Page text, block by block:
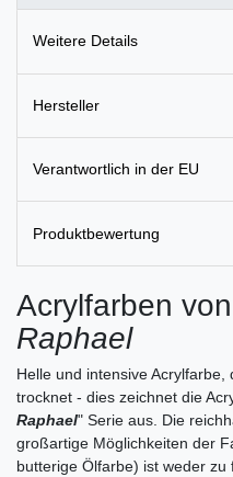
Weitere Details
Hersteller
Verantwortlich in der EU
Produktbewertung
Acrylfarben von
Raphael
Helle und intensive
trocknet - dies zeichnet die
Raphael" Serie aus. Die
großartige Möglichkeiten der
butterige Ölfarbe) ist weder